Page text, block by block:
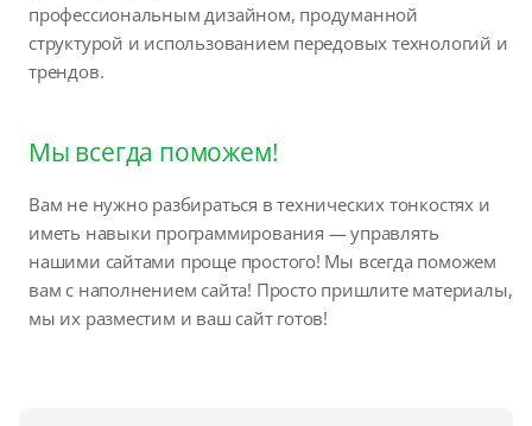
профессиональным дизайном, продуманной
структурой и использованием передовых технологий и
трендов.
Мы всегда поможем!
Вам не нужно разбираться в технических тонкостях и
иметь навыки программирования — управлять
нашими сайтами проще простого! Мы всегда поможем
вам с наполнением сайта! Просто пришлите материалы,
мы их разместим и ваш сайт готов!